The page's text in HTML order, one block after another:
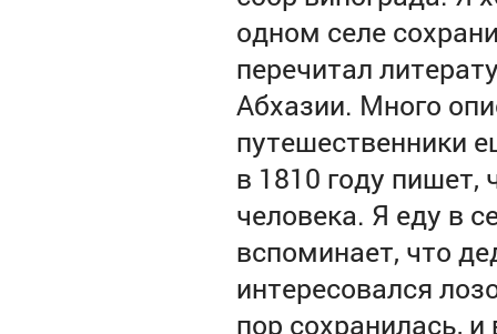
одном селе
перечитал
Абхазии. Много
путешественники
в 1810 году пишет,
человека. Я еду в
вспоминает, что
интересовался
пор сохранилась,